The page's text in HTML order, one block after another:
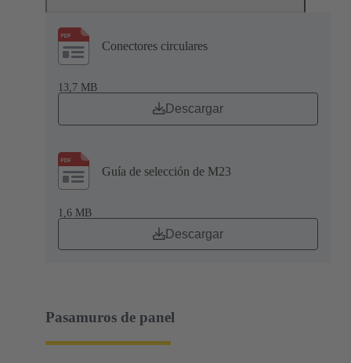
Conectores circulares
13,7 MB
Descargar
Guía de selección de M23
1,6 MB
Descargar
Pasamuros de panel